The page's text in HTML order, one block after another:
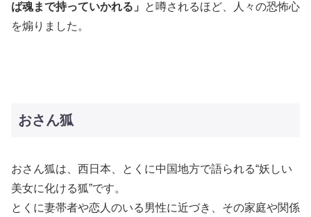
ば魂まで持っていかれる」
と噂されるほど、人々の恐怖心
を煽りました。
おさん狐
おさん狐は、西日本、とくに中国地方で語られる“妖しい
美女に化ける狐”です。
とくに妻帯者や恋人のいる男性に近づき、その家庭や関係